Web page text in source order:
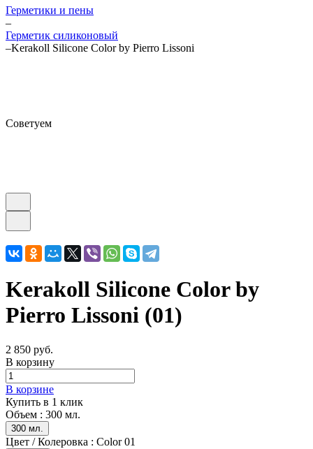
Герметики и пены
–
Герметик силиконовый
–Kerakoll Silicone Color by Pierro Lissoni
Советуем
Kerakoll Silicone Color by
Pierro Lissoni (01)
2 850 руб.
В корзину
В корзине
Купить в 1 клик
Объем : 300 мл.
300 мл.
Цвет / Колеровка : Color 01